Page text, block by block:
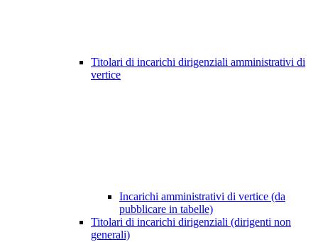
Titolari di incarichi dirigenziali amministrativi di
vertice
Incarichi amministrativi di vertice (da
pubblicare in tabelle)
Titolari di incarichi dirigenziali (dirigenti non
generali)